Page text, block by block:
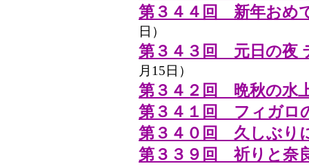
第３４４回 新年おめ
日）
第３４３回 元日の夜
月15日）
第３４２回 晩秋の水
第３４１回 フィガロ
第３４０回 久しぶり
第３３９回 祈りと奈